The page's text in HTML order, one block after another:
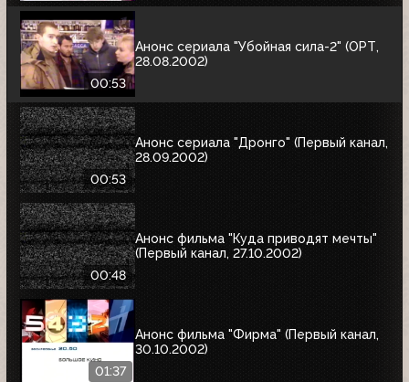
00:53
Анонс сериала "Убойная сила-2" (ОРТ,
28.08.2002)
00:53
Анонс сериала "Дронго" (Первый канал,
28.09.2002)
00:48
Анонс фильма "Куда приводят мечты"
(Первый канал, 27.10.2002)
01:37
Анонс фильма "Фирма" (Первый канал,
30.10.2002)